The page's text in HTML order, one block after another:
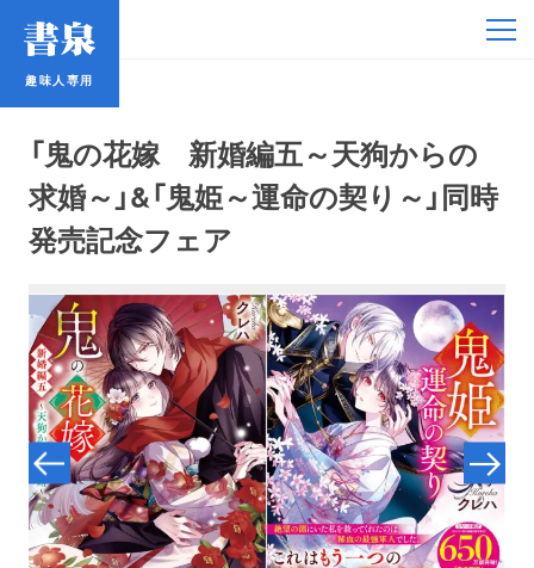
趣味人専用
「鬼の花嫁 新婚編五～天狗からの
求婚～」&「鬼姫～運命の契り～」同時
発売記念フェア
趣味人専用
鉄道・バス
コミック・ラノベ
占い
プロレス